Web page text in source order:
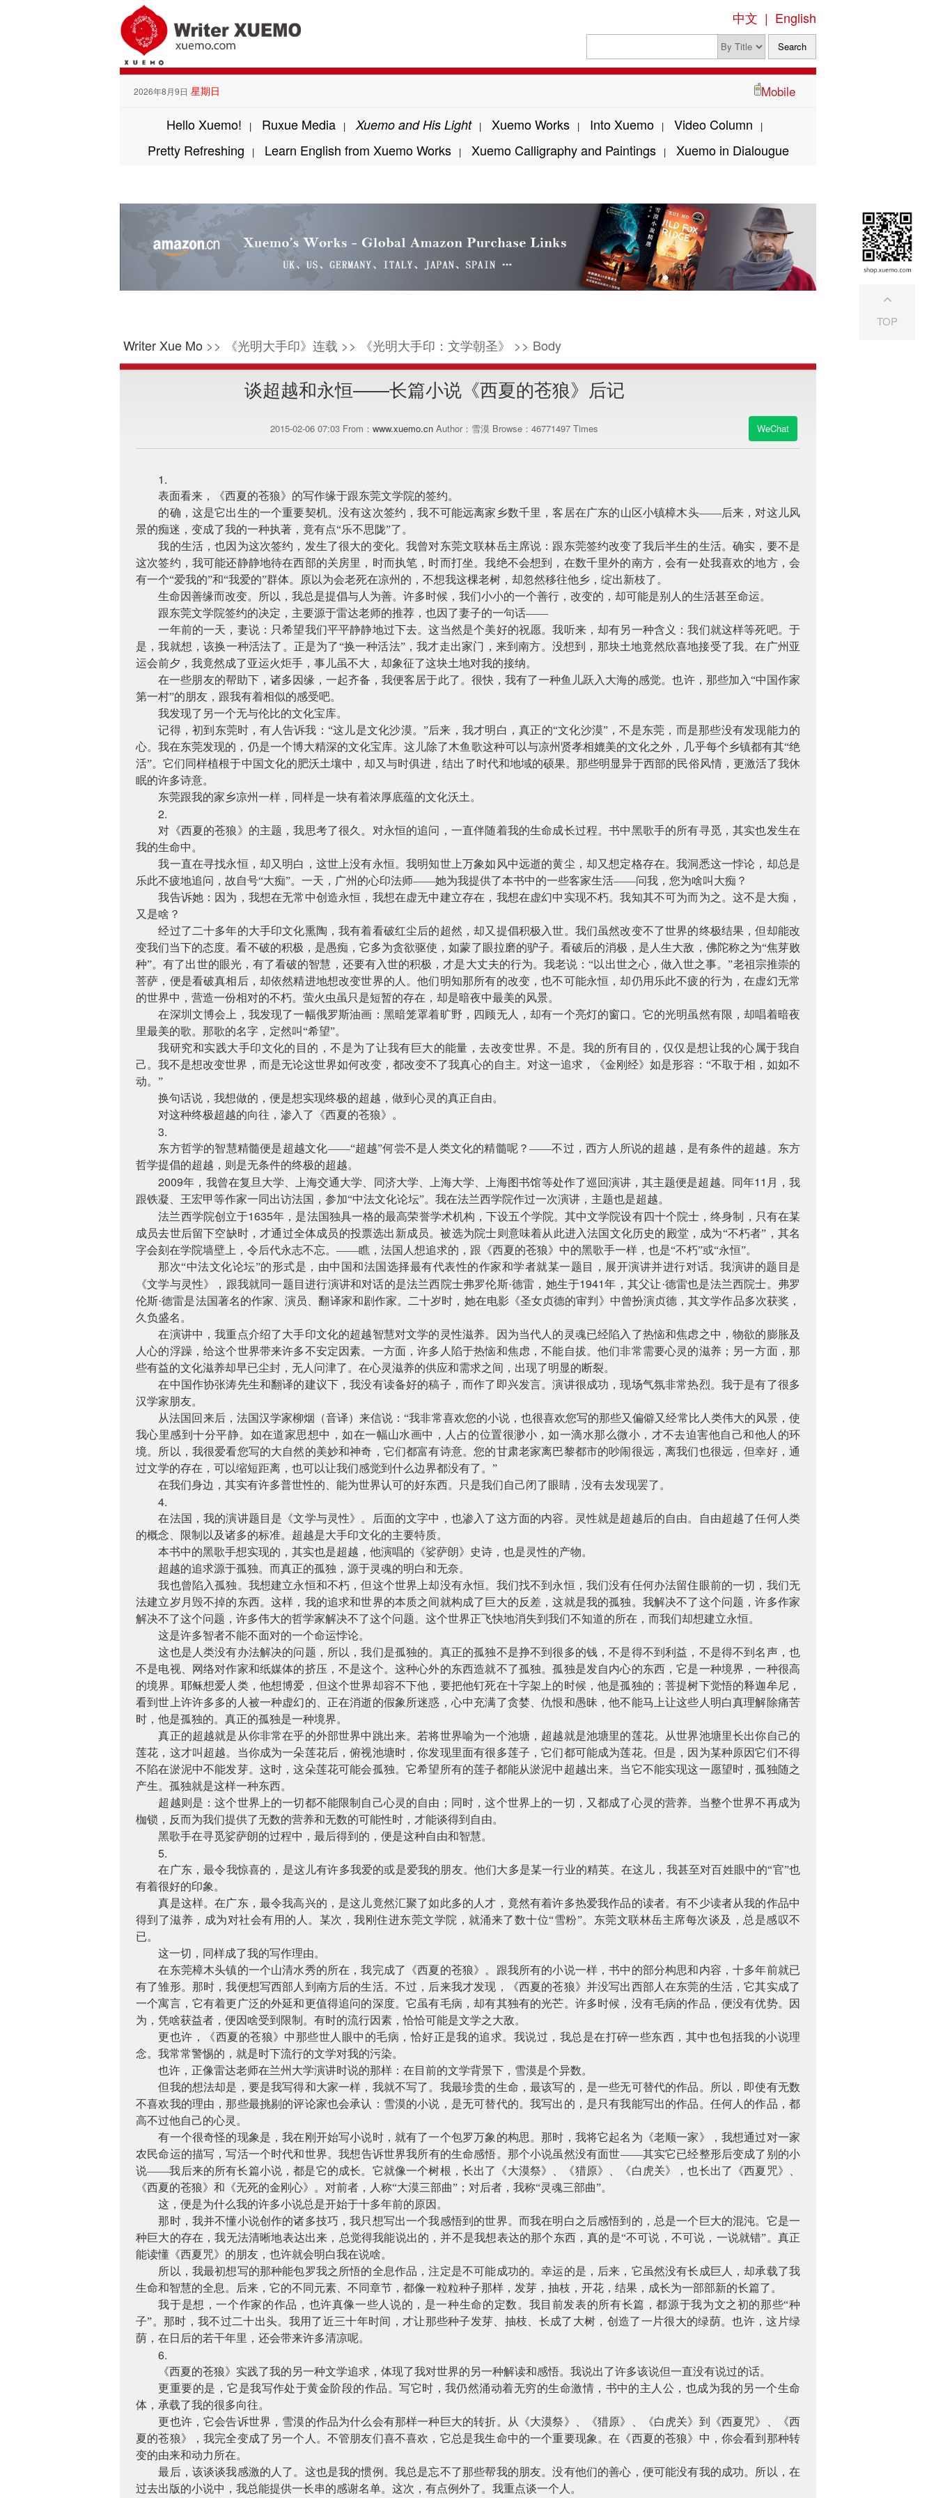
中文 | English
2026年8月9日 星期日 Mobile
Hello Xuemo! | Ruxue Media | Xuemo and His Light | Xuemo Works | Into Xuemo | Video Column |
Pretty Refreshing | Learn English from Xuemo Works | Xuemo Calligraphy and Paintings | Xuemo in Dialougue
Writer Xue Mo >> 《光明大手印》连载 >> 《光明大手印：文学朝圣》 >> Body
谈超越和永恒——长篇小说《西夏的苍狼》后记
2015-02-06 07:03 From： www.xuemo.cn Author：雪漠 Browse： 46771497 Times WeChat
1.
表面看来，《西夏的苍狼》的写作缘于跟东莞文学院的签约。
的确，这是它出生的一个重要契机。没有这次签约，我不可能远离家乡数千里，客居在广东的山区小镇樟木头——后来，对这儿风
景的痴迷，变成了我的一种执著，竟有点“乐不思陇”了。
我的生活，也因为这次签约，发生了很大的变化。我曾对东莞文联林岳主席说：跟东莞签约改变了我后半生的生活。确实，要不是
这次签约，我可能还静静地待在西部的关房里，时而执笔，时而打坐。我绝不会想到，在数千里外的南方，会有一处我喜欢的地方，会
有一个“爱我的”和“我爱的”群体。原以为会老死在凉州的，不想我这棵老树，却忽然移往他乡，绽出新枝了。
生命因善缘而改变。所以，我总是提倡与人为善。许多时候，我们小小的一个善行，改变的，却可能是别人的生活甚至命运。
跟东莞文学院签约的决定，主要源于雷达老师的推荐，也因了妻子的一句话——
一年前的一天，妻说：只希望我们平平静静地过下去。这当然是个美好的祝愿。我听来，却有另一种含义：我们就这样等死吧。于
是，我就想，该换一种活法了。正是为了“换一种活法”，我才走出家门，来到南方。没想到，那块土地竟然欣喜地接受了我。在广州亚
运会前夕，我竟然成了亚运火炬手，事儿虽不大，却象征了这块土地对我的接纳。
在一些朋友的帮助下，诸多因缘，一起齐备，我便客居于此了。很快，我有了一种鱼儿跃入大海的感觉。也许，那些加入“中国作家
第一村”的朋友，跟我有着相似的感受吧。
我发现了另一个无与伦比的文化宝库。
记得，初到东莞时，有人告诉我：“这儿是文化沙漠。”后来，我才明白，真正的“文化沙漠”，不是东莞，而是那些没有发现能力的
心。我在东莞发现的，仍是一个博大精深的文化宝库。这儿除了木鱼歌这种可以与凉州贤孝相媲美的文化之外，几乎每个乡镇都有其“绝
活”。它们同样植根于中国文化的肥沃土壤中，却又与时俱进，结出了时代和地域的硕果。那些明显异于西部的民俗风情，更激活了我休
眠的许多诗意。
东莞跟我的家乡凉州一样，同样是一块有着浓厚底蕴的文化沃土。
2.
对《西夏的苍狼》的主题，我思考了很久。对永恒的追问，一直伴随着我的生命成长过程。书中黑歌手的所有寻觅，其实也发生在
我的生命中。
我一直在寻找永恒，却又明白，这世上没有永恒。我明知世上万象如风中远逝的黄尘，却又想定格存在。我洞悉这一悖论，却总是
乐此不疲地追问，故自号“大痴”。一天，广州的心印法师——她为我提供了本书中的一些客家生活——问我，您为啥叫大痴？
我告诉她：因为，我想在无常中创造永恒，我想在虚无中建立存在，我想在虚幻中实现不朽。我知其不可为而为之。这不是大痴，
又是啥？
经过了二十多年的大手印文化熏陶，我有着看破红尘后的超然，却又提倡积极入世。我们虽然改变不了世界的终极结果，但却能改
变我们当下的态度。看不破的积极，是愚痴，它多为贪欲驱使，如蒙了眼拉磨的驴子。看破后的消极，是人生大敌，佛陀称之为“焦芽败
种”。有了出世的眼光，有了看破的智慧，还要有入世的积极，才是大丈夫的行为。我老说：“以出世之心，做入世之事。”老祖宗推崇的
菩萨，便是看破真相后，却依然精进地想改变世界的人。他们明知那所有的改变，也不可能永恒，却仍用乐此不疲的行为，在虚幻无常
的世界中，营造一份相对的不朽。萤火虫虽只是短暂的存在，却是暗夜中最美的风景。
在深圳文博会上，我发现了一幅俄罗斯油画：黑暗笼罩着旷野，四顾无人，却有一个亮灯的窗口。它的光明虽然有限，却唱着暗夜
里最美的歌。那歌的名字，定然叫“希望”。
我研究和实践大手印文化的目的，不是为了让我有巨大的能量，去改变世界。不是。我的所有目的，仅仅是想让我的心属于我自
己。我不是想改变世界，而是无论这世界如何改变，都改变不了我真心的自主。对这一追求，《金刚经》如是形容：“不取于相，如如不
动。”
换句话说，我想做的，便是想实现终极的超越，做到心灵的真正自由。
对这种终极超越的向往，渗入了《西夏的苍狼》。
3.
东方哲学的智慧精髓便是超越文化——“超越”何尝不是人类文化的精髓呢？——不过，西方人所说的超越，是有条件的超越。东方
哲学提倡的超越，则是无条件的终极的超越。
2009年，我曾在复旦大学、上海交通大学、同济大学、上海大学、上海图书馆等处作了巡回演讲，其主题便是超越。同年11 月，我
跟铁凝、王宏甲等作家一同出访法国，参加“中法文化论坛”。我在法兰西学院作过一次演讲，主题也是超越。
法兰西学院创立于1635年，是法国独具一格的最高荣誉学术机构，下设五个学院。其中文学院设有四十个院士，终身制，只有在某
成员去世后留下空缺时，才通过全体成员的投票选出新成员。被选为院士则意味着从此进入法国文化历史的殿堂，成为“不朽者”，其名
字会刻在学院墙壁上，令后代永志不忘。——瞧，法国人想追求的，跟《西夏的苍狼》中的黑歌手一样，也是“不朽”或“永恒”。
那次“中法文化论坛”的形式是，由中国和法国选择最有代表性的作家和学者就某一题目，展开演讲并进行对话。我演讲的题目是
《文学与灵性》，跟我就同一题目进行演讲和对话的是法兰西院士弗罗伦斯·德雷，她生于1941年，其父让·德雷也是法兰西院士。弗罗
伦斯·德雷是法国著名的作家、演员、翻译家和剧作家。二十岁时，她在电影《圣女贞德的审判》中曾扮演贞德，其文学作品多次获奖，
久负盛名。
在演讲中，我重点介绍了大手印文化的超越智慧对文学的灵性滋养。因为当代人的灵魂已经陷入了热恼和焦虑之中，物欲的膨胀及
人心的浮躁，给这个世界带来许多不安定因素。一方面，许多人陷于热恼和焦虑，不能自拔。他们非常需要心灵的滋养；另一方面，那
些有益的文化滋养却早已尘封，无人问津了。在心灵滋养的供应和需求之间，出现了明显的断裂。
在中国作协张涛先生和翻译的建议下，我没有读备好的稿子，而作了即兴发言。演讲很成功，现场气氛非常热烈。我于是有了很多
汉学家朋友。
从法国回来后，法国汉学家柳烟（音译）来信说：“我非常喜欢您的小说，也很喜欢您写的那些又偏僻又经常比人类伟大的风景，使
我心里感到十分平静。如在道家思想中，如在一幅山水画中，人占的位置很渺小，如一滴水那么微小，才不去迫害他自己和他人的环
境。所以，我很爱看您写的大自然的美妙和神奇，它们都富有诗意。您的甘肃老家离巴黎都市的吵闹很远，离我们也很远，但幸好，通
过文学的存在，可以缩短距离，也可以让我们感觉到什么边界都没有了。”
在我们身边，其实有许多普世性的、能为世界认可的好东西。只是我们自己闭了眼睛，没有去发现罢了。
4.
在法国，我的演讲题目是《文学与灵性》。后面的文字中，也渗入了这方面的内容。灵性就是超越后的自由。自由超越了任何人类
的概念、限制以及诸多的标准。超越是大手印文化的主要特质。
本书中的黑歌手想实现的，其实也是超越，他演唱的《娑萨朗》史诗，也是灵性的产物。
超越的追求源于孤独。而真正的孤独，源于灵魂的明白和无奈。
我也曾陷入孤独。我想建立永恒和不朽，但这个世界上却没有永恒。我们找不到永恒，我们没有任何办法留住眼前的一切，我们无
法建立岁月毁不掉的东西。这样，我的追求和世界的本质之间就构成了巨大的反差，这就是我的孤独。我解决不了这个问题，许多作家
解决不了这个问题，许多伟大的哲学家解决不了这个问题。这个世界正飞快地消失到我们不知道的所在，而我们却想建立永恒。
这是许多智者不能不面对的一个命运悖论。
这也是人类没有办法解决的问题，所以，我们是孤独的。真正的孤独不是挣不到很多的钱，不是得不到利益，不是得不到名声，也
不是电视、网络对作家和纸媒体的挤压，不是这个。这种心外的东西造就不了孤独。孤独是发自内心的东西，它是一种境界，一种很高
的境界。耶稣想爱人类，他想博爱，但这个世界却容不下他，要把他钉死在十字架上的时候，他是孤独的；菩提树下觉悟的释迦牟尼，
看到世上许许多多的人被一种虚幻的、正在消逝的假象所迷惑，心中充满了贪婪、仇恨和愚昧，他不能马上让这些人明白真理解除痛苦
时，他是孤独的。真正的孤独是一种境界。
真正的超越就是从你非常在乎的外部世界中跳出来。若将世界喻为一个池塘，超越就是池塘里的莲花。从世界池塘里长出你自己的
莲花，这才叫超越。当你成为一朵莲花后，俯视池塘时，你发现里面有很多莲子，它们都可能成为莲花。但是，因为某种原因它们不得
不陷在淤泥中不能发芽。这时，这朵莲花可能会孤独。它希望所有的莲子都能从淤泥中超越出来。当它不能实现这一愿望时，孤独随之
产生。孤独就是这样一种东西。
超越则是：这个世界上的一切都不能限制自己心灵的自由；同时，这个世界上的一切，又都成了心灵的营养。当整个世界不再成为
枷锁，反而为我们提供了无数的营养和无数的可能性时，才能谈得到自由。
黑歌手在寻觅娑萨朗的过程中，最后得到的，便是这种自由和智慧。
5.
在广东，最令我惊喜的，是这儿有许多我爱的或是爱我的朋友。他们大多是某一行业的精英。在这儿，我甚至对百姓眼中的“官”也
有着很好的印象。
真是这样。在广东，最令我高兴的，是这儿竟然汇聚了如此多的人才，竟然有着许多热爱我作品的读者。有不少读者从我的作品中
得到了滋养，成为对社会有用的人。某次，我刚住进东莞文学院，就涌来了数十位“雪粉”。东莞文联林岳主席每次谈及，总是感叹不
已。
这一切，同样成了我的写作理由。
在东莞樟木头镇的一个山清水秀的所在，我完成了《西夏的苍狼》。跟我所有的小说一样，书中的部分构思和内容，十多年前就已
有了雏形。那时，我便想写西部人到南方后的生活。不过，后来我才发现，《西夏的苍狼》并没写出西部人在东莞的生活，它其实成了
一个寓言，它有着更广泛的外延和更值得追问的深度。它虽有毛病，却有其独有的光芒。许多时候，没有毛病的作品，便没有优势。因
为，凭啥获益者，便因啥受到限制。有时的流行因素，恰恰可能是文学之大敌。
更也许，《西夏的苍狼》中那些世人眼中的毛病，恰好正是我的追求。我说过，我总是在打碎一些东西，其中也包括我的小说理
念。我常常警惕的，就是时下流行的文学对我的污染。
也许，正像雷达老师在兰州大学演讲时说的那样：在目前的文学背景下，雪漠是个异数。
但我的想法却是，要是我写得和大家一样，我就不写了。我最珍贵的生命，最该写的，是一些无可替代的作品。所以，即使有无数
不喜欢我的理由，那些最挑剔的评论家也会承认：雪漠的小说，是无可替代的。我写出的，是只有我能写出的作品。任何人的作品，都
高不过他自己的心灵。
有一个很奇怪的现象是，我在刚开始写小说时，就有了一个包罗万象的构思。那时，我将它起名为《老顺一家》，我想通过对一家
农民命运的描写，写活一个时代和世界。我想告诉世界我所有的生命感悟。那个小说虽然没有面世——其实它已经整形后变成了别的小
说——我后来的所有长篇小说，都是它的成长。它就像一个树根，长出了《大漠祭》、《猎原》、《白虎关》，也长出了《西夏咒》、
《西夏的苍狼》和《无死的金刚心》。对前者，人称“大漠三部曲”；对后者，我称“灵魂三部曲”。
这，便是为什么我的许多小说总是开始于十多年前的原因。
那时，我并不懂小说创作的诸多技巧，我只想写出一个我感悟到的世界。而我在明白之后感悟到的，总是一个巨大的混沌。它是一
种巨大的存在，我无法清晰地表达出来，总觉得我能说出的，并不是我想表达的那个东西，真的是“不可说，不可说，一说就错”。真正
能读懂《西夏咒》的朋友，也许就会明白我在说啥。
所以，我最初想写的那种能包罗我之所悟的全息作品，注定是不可能成功的。幸运的是，后来，它虽然没有长成巨人，却承载了我
生命和智慧的全息。后来，它的不同元素、不同章节，都像一粒粒种子那样，发芽，抽枝，开花，结果，成长为一部部新的长篇了。
我于是想，一个作家的作品，也许真像一些人说的，是一种生命的定数。我目前发表的所有长篇，都源于我为文之初的那些“种
子”。那时，我不过二十出头。我用了近三十年时间，才让那些种子发芽、抽枝、长成了大树，创造了一片很大的绿荫。也许，这片绿
荫，在日后的若干年里，还会带来许多清凉呢。
6.
《西夏的苍狼》实践了我的另一种文学追求，体现了我对世界的另一种解读和感悟。我说出了许多该说但一直没有说过的话。
更重要的是，它是我写作处于黄金阶段的作品。写它时，我仍然涌动着无穷的生命激情，书中的主人公，也成为我的另一个生命
体，承载了我的很多向往。
更也许，它会告诉世界，雪漠的作品为什么会有那样一种巨大的转折。从《大漠祭》、《猎原》、《白虎关》到《西夏咒》、《西
夏的苍狼》，我完全变成了另一个人。不管朋友们喜不喜欢，它总是我生命中的一个重要现象。在《西夏的苍狼》中，你会看到那种转
变的由来和动力所在。
最后，该谈谈我感激的人了。这也是我的惯例。我总是忘不了那些帮我的朋友。没有他们的善心，便可能没有我的成功。所以，在
过去出版的小说中，我总能提供一长串的感谢名单。这次，有点例外了。我重点谈一个人。
TOP